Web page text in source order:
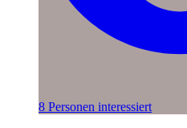
8 Personen interessiert